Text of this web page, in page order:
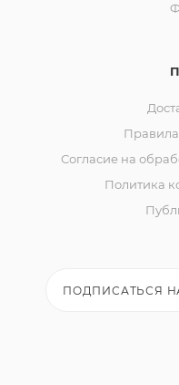
Правила
Согласие на
Политика
ПОДПИСАТЬСЯ